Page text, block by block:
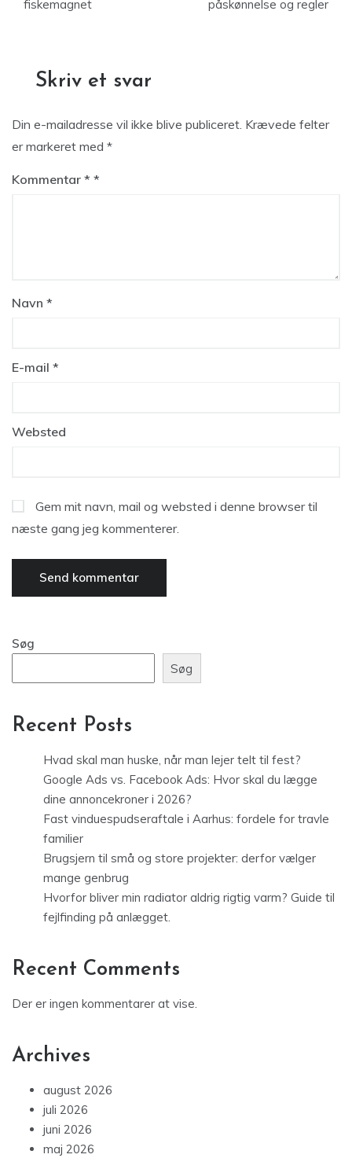
fiskemagnet påskønnelse og regler
Skriv et svar
Din e-mailadresse vil ikke blive publiceret. Krævede felter
er markeret med *
Kommentar *
Navn *
E-mail *
Websted
Gem mit navn, mail og websted i denne browser til
næste gang jeg kommenterer.
Søg
Søg
Recent Posts
Hvad skal man huske, når man lejer telt til fest?
Google Ads vs. Facebook Ads: Hvor skal du lægge
dine annoncekroner i 2026?
Fast vinduespudseraftale i Aarhus: fordele for travle
familier
Brugsjern til små og store projekter: derfor vælger
mange genbrug
Hvorfor bliver min radiator aldrig rigtig varm? Guide til
fejlfinding på anlægget.
Recent Comments
Der er ingen kommentarer at vise.
Archives
august 2026
juli 2026
juni 2026
maj 2026